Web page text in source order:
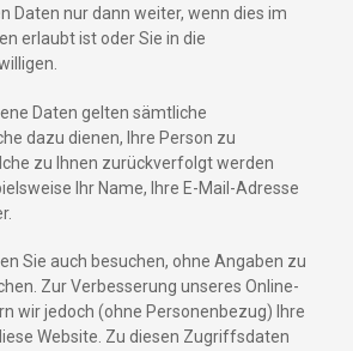
Daten nur dann weiter, wenn dies im
erlaubt ist oder Sie in die
Daten gelten sämtliche
dazu dienen, Ihre Person zu
zu Ihnen zurückverfolgt werden
Ihr Name, Ihre E-Mail-Adresse
Sie auch besuchen, ohne Angaben zu
Zur Verbesserung unseres Online-
wir jedoch (ohne Personenbezug) Ihre
Website. Zu diesen Zugriffsdaten